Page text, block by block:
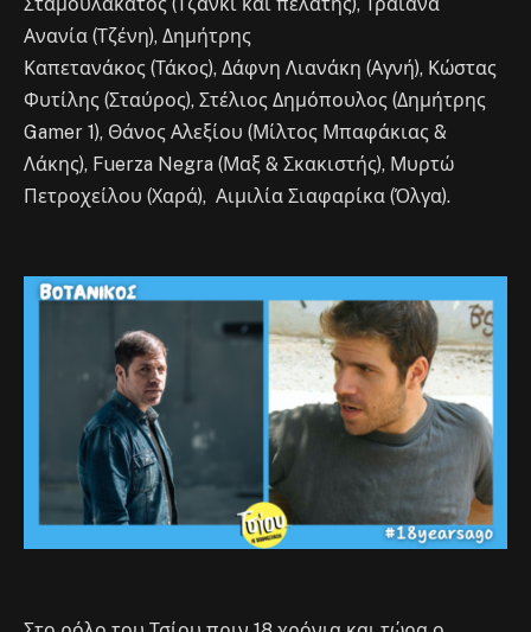
Ανανία (Τζένη), Δημήτρης
Καπετανάκος (Τάκος), Δάφνη Λιανάκη (Αγνή), Κώστας
Φυτίλης (Σταύρος), Στέλιος Δημόπουλος (Δημήτρης
Gamer 1), Θάνος Αλεξίου (Μίλτος Μπαφάκιας &
Λάκης), Fuerza Negra (Μαξ & Σκακιστής), Μυρτώ
Πετροχείλου (Χαρά), Αιμιλία Σιαφαρίκα (Όλγα).